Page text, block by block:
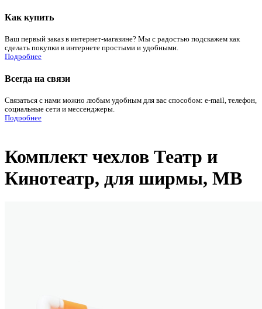
Как купить
Ваш первый заказ в интернет-магазине? Мы с радостью подскажем как
сделать покупки в интернете простыми и удобными.
Подробнее
Всегда на связи
Связаться с нами можно любым удобным для вас способом: e-mail, телефон,
социальные сети и мессенджеры.
Подробнее
Комплект чехлов Театр и
Кинотеатр, для ширмы, МВ